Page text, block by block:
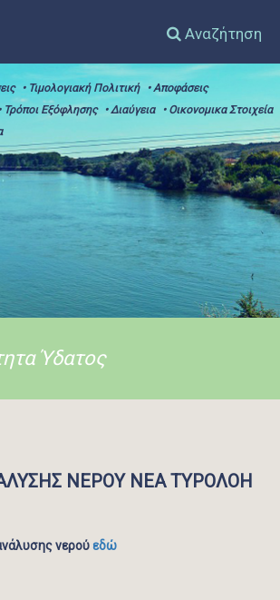
Αναζήτηση
• Τιμολογιακή Πολιτική
• Αποφάσεις
• Τρόποι Εξόφλησης • Διαύγεια
• Οικονομικα Στοιχεία
Ύδατος
ΝΕΡΟΥ ΝΕΑ ΤΥΡΟΛΟΗ
νερούεδώ